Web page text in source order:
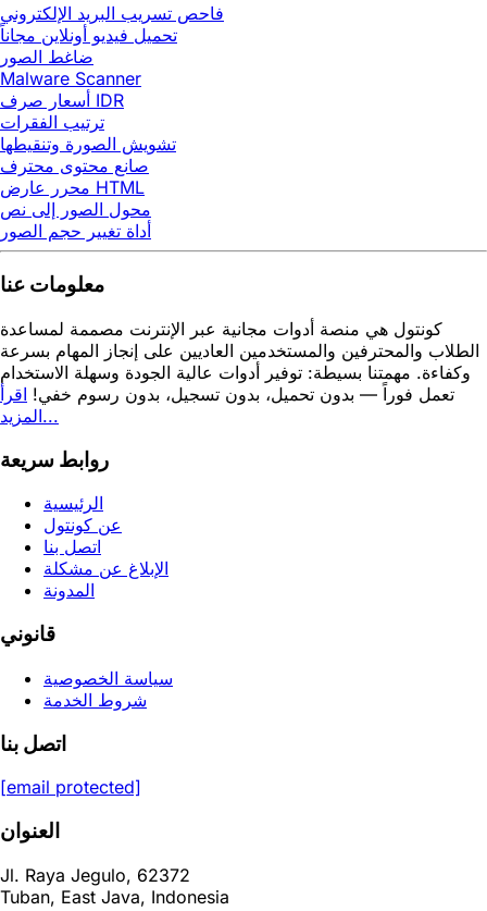
فاحص تسريب البريد الإلكتروني
تحميل فيديو أونلاين مجاناً
ضاغط الصور
Malware Scanner
أسعار صرف IDR
ترتيب الفقرات
تشويش الصورة وتنقيطها
صانع محتوى محترف
محرر عارض HTML
محول الصور إلى نص
أداة تغيير حجم الصور
معلومات عنا
كونتول هي منصة أدوات مجانية عبر الإنترنت مصممة لمساعدة
الطلاب والمحترفين والمستخدمين العاديين على إنجاز المهام بسرعة
وكفاءة. مهمتنا بسيطة: توفير أدوات عالية الجودة وسهلة الاستخدام
تعمل فوراً — بدون تحميل، بدون تسجيل، بدون رسوم خفي! اقرأ
المزيد...
روابط سريعة
الرئيسية
عن كونتول
اتصل بنا
الإبلاغ عن مشكلة
المدونة
قانوني
سياسة الخصوصية
شروط الخدمة
اتصل بنا
[email protected]
العنوان
Jl. Raya Jegulo, 62372
Tuban, East Java, Indonesia